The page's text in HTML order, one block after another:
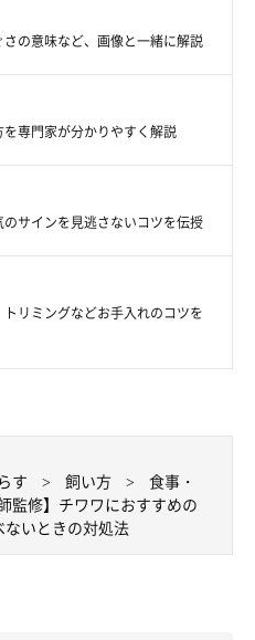
ードを減らしていき、硬いフー
。1日2回にする（ただし、小食の
して）。
イント
の意味など、画像と一緒に解説
専門家が分かりやすく解説
サインを見逃さないコツを伝授
リミングなどお手入れのコツを
す 飼い方
食事・
師監修】チワワにおすすめの
ないときの対処法